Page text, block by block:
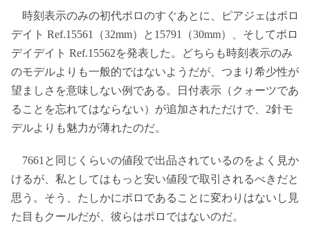
時刻表示のみの初代ポロのすぐあとに、ピアジェはポロ
デイト Ref.15561（32mm）と15791（30mm）、そしてポロ
デイデイト Ref.15562を発表した。どちらも時刻表示のみ
のモデルよりも一般的ではないようだが、つまり希少性が
望ましさを意味しない例である。日付表示（クォーツであ
ることを忘れてはならない）が追加されただけで、2針モ
デルよりも魅力が薄れたのだ。
7661と同じくらいの値段で出品されているのをよく見か
けるが、私としてはもっと安い値段で取引されるべきだと
思う。そう、たしかにポロであることに変わりはないし見
た目もクールだが、彼らはポロではないのだ。